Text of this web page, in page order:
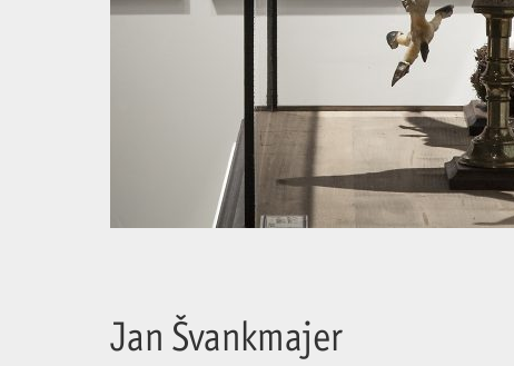
Jan Švankmajer